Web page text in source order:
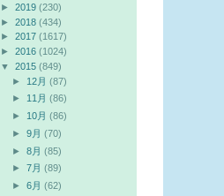
► 2019 (230)
► 2018 (434)
► 2017 (1617)
► 2016 (1024)
▼
2015 (849)
► 12月 (87)
► 11月 (86)
► 10月 (86)
►9月 (70)
►8月 (85)
►7月 (89)
►6月 (62)